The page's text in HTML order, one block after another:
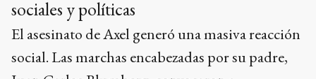
sociales y políticas
El asesinato de Axel generó una masiva reacción
social. Las marchas encabezadas por su padre,